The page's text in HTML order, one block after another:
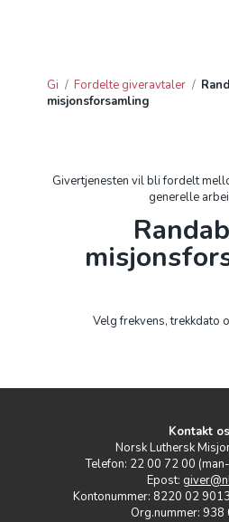
GI
PROSJEKTGAVER
FORDELTE GIVERAVTALER
GAVE FRA BEDRIFT
Gi / Fordelte giveravtaler /
misjonsforsamling
Givertjenesten vil bli fordelt
generelle
Velg frekvens, trekkdato
Kontakt
Norsk Luthersk
Telefon: 22 00 72 00
Epost:
Kontonummer: 8220 02
Org.nummer: